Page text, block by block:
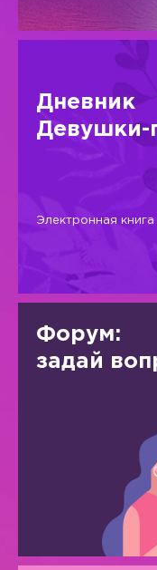
Дневник
Девушки-
Электронная
Форум:
задай